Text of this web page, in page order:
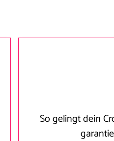
So gelingt dein